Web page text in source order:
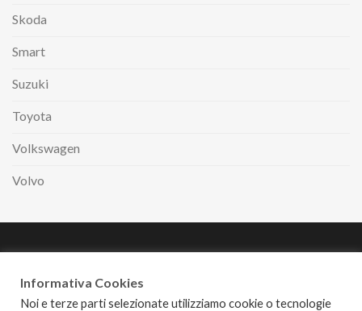
Skoda
Smart
Suzuki
Toyota
Volkswagen
Volvo
Paga comodamente
a rate con
Informativa Cookies
Noi e terze parti selezionate utilizziamo cookie o tecnologie